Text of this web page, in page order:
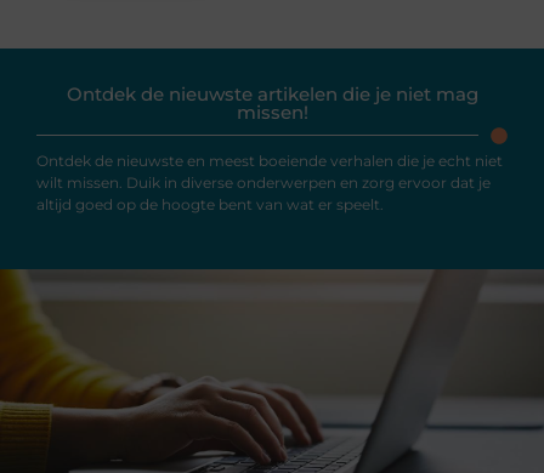
Ontdek de nieuwste artikelen die je niet mag
missen!
Ontdek de nieuwste en meest boeiende verhalen die je echt niet
wilt missen. Duik in diverse onderwerpen en zorg ervoor dat je
altijd goed op de hoogte bent van wat er speelt.